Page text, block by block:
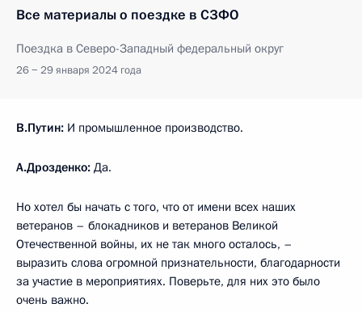
Все материалы о поездке в СЗФО
Поездка в Северо-Западный федеральный округ
26 − 29 января 2024 года
В.Путин: И промышленное производство.
А.Дрозденко: Да.
Но хотел бы начать с того, что от имени всех наших
ветеранов – блокадников и ветеранов Великой
Отечественной войны, их не так много осталось, –
выразить слова огромной признательности, благодарности
за участие в мероприятиях. Поверьте, для них это было
очень важно.